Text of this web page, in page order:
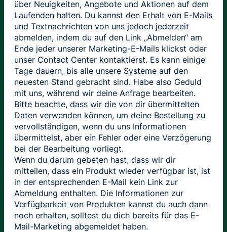
über Neuigkeiten, Angebote und Aktionen auf dem
Laufenden halten. Du kannst den Erhalt von E-Mails
und Textnachrichten von uns jedoch jederzeit
abmelden, indem du auf den Link „Abmelden“ am
Ende jeder unserer Marketing-E-Mails klickst oder
unser Contact Center kontaktierst. Es kann einige
Tage dauern, bis alle unsere Systeme auf den
neuesten Stand gebracht sind. Habe also Geduld
mit uns, während wir deine Anfrage bearbeiten.
Bitte beachte, dass wir die von dir übermittelten
Daten verwenden können, um deine Bestellung zu
vervollständigen, wenn du uns Informationen
übermittelst, aber ein Fehler oder eine Verzögerung
bei der Bearbeitung vorliegt.
Wenn du darum gebeten hast, dass wir dir
mitteilen, dass ein Produkt wieder verfügbar ist, ist
in der entsprechenden E-Mail kein Link zur
Abmeldung enthalten. Die Informationen zur
Verfügbarkeit von Produkten kannst du auch dann
noch erhalten, solltest du dich bereits für das E-
Mail-Marketing abgemeldet haben.